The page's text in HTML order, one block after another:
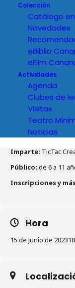
Colección
Catálogo
Novedades
eBiblio
eFilm
Actividades
Agenda
Clubes de
Visitas
Teatro
Noticias
Detalles
Imparte: TicTac
Público: de 6 a 11
Inscripciones y
Hora
15 de Junio de 2023